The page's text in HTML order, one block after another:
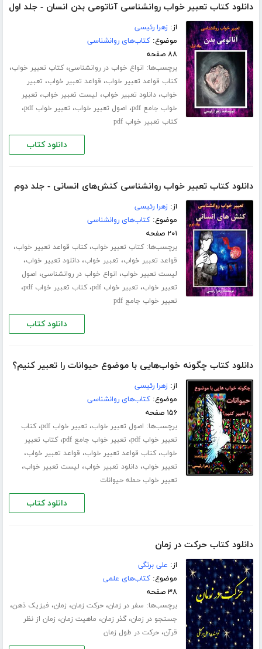
دانلود کتاب تعبیر خواب روانشناسی آناتومی بدن انسان - جلد اول
از:زهرا رئیسی
موضوع:کتاب‌های روانشناسی
۸۸ صفحه
برچسب‌ها: انواع خواب در روانشناسی،کتاب تعبیر خواب،
کتاب قواعد تعبیر خواب، قواعد تعبیر خواب، تعبیر
خواب،دانلود تعبیر خواب، لیست تعبیر خواب، تعبیر
خواب جامع pdf
، اصول تعبیر خواب، تعبیر خواب pdf ،
کتاب تعبیر خواب pdf
دانلود کتاب
دانلود کتاب تعبیر خواب روانشناسی کنش‌های انسانی - جلد دوم
از:زهرا رئیسی
موضوع:کتاب‌های روانشناسی
۲۰۱ صفحه
برچسب‌ها:کتاب تعبیر خواب،کتاب قواعد تعبیر خواب،
قواعد تعبیر خواب، تعبیر خواب،دانلود تعبیر خواب،
لیست تعبیر خواب، انواع خواب در روانشناسی، اصول
تعبیر خواب، تعبیر خواب pdf ،کتاب تعبیر خواب pdf ،
تعبیر خواب جامع pdf
دانلود کتاب
دانلود کتاب چگونه خواب‌هایی با موضوع حیوانات را تعبیر کنیم؟
از:زهرا رئیسی
موضوع:کتاب‌های روانشناسی
۱۵۶ صفحه
برچسب‌ها: اصول تعبیر خواب، تعبیر خواب pdf ،کتاب
تعبیر خواب pdf
، تعبیر خواب جامع pdf ،کتاب تعبیر
خواب،کتاب قواعد تعبیر خواب، قواعد تعبیر خواب،
تعبیر خواب،دانلود تعبیر خواب، لیست تعبیر خواب،
تعبیر خواب حمله حیوانات
دانلود کتاب
دانلود کتاب حرکت در زمان
از: علی برنگی
موضوع:کتاب‌های علمی
۳۸ صفحه
برچسب‌ها: سفر در زمان،حرکت زمان، زمان، فیزیک ذهن،
جستجو در زمان،گذر زمان، ماهیت زمان، زمان از نظر
قرآن،حرکت در طول زمان